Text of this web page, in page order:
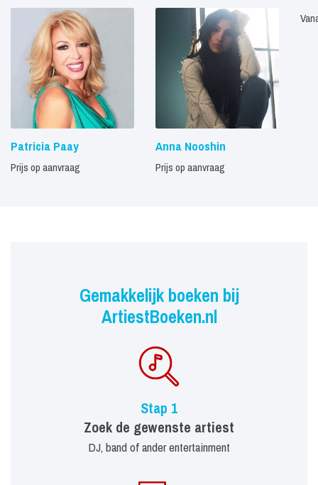
Patricia Paay
Prijs op aanvraag
Anna Nooshin
Prijs op aanvraag
Gemakkelijk boeken bij
ArtiestBoeken.nl
Stap 1
Zoek de gewenste artiest
DJ, band of ander entertainment